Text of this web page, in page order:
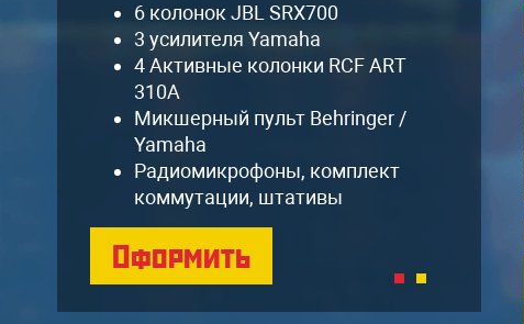
6 колонок JBL SRX700
3 усилителя Yamaha
4 Активные колонки RCF ART
310A
Микшерный пульт Behringer /
Yamaha
Радиомикрофоны, комплект
коммутации, штативы
Оформить